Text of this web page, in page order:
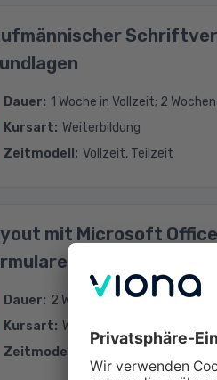
Dauer: 1 Woche in Vollzeit; 2
Kursart: Weiterbildung
Zeitmodell : Vollzeit, Teilzeit
mit Microsoft
und Drucksachen
Dauer: 2 Wochen in Vollzeit; 4
Kursart: Weiterbildung
Zeitmodell
Vollzeit, Teilzeit